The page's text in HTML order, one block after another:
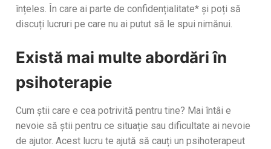
înțeles. În care ai parte de confidențialitate* și poți să
discuți lucruri pe care nu ai putut să le spui nimănui.
Există mai multe abordări în
psihoterapie
Cum știi care e cea potrivită pentru tine? Mai întâi e
nevoie să știi pentru ce situație sau dificultate ai nevoie
de ajutor. Acest lucru te ajută să cauți un psihoterapeut